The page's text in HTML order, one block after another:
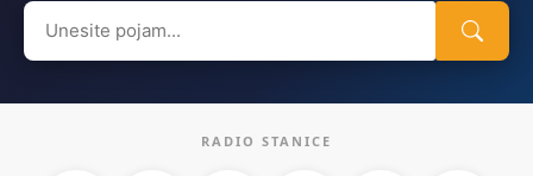
Search
for:
RADIO STANICE